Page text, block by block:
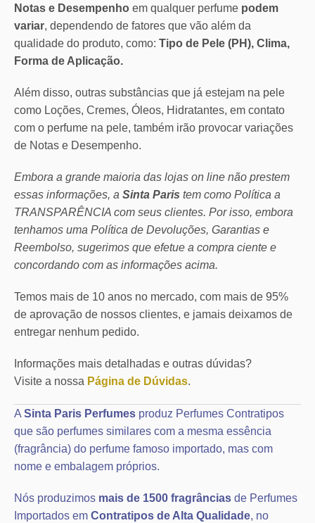
Notas e Desempenho em qualquer perfume podem
variar, dependendo de fatores que vão além da
qualidade do produto, como: Tipo de Pele (PH), Clima,
Forma de Aplicação.
Além disso, outras substâncias que já estejam na pele
como Loções, Cremes, Óleos, Hidratantes, em contato
com o perfume na pele, também irão provocar variações
de Notas e Desempenho.
Embora a grande maioria das lojas on line não prestem
essas informações, a Sinta Paris tem como Política a
TRANSPARÊNCIA com seus clientes. Por isso, embora
tenhamos uma Política de Devoluções, Garantias e
Reembolso, sugerimos que efetue a compra ciente e
concordando com as informações acima.
Temos mais de 10 anos no mercado, com mais de 95%
de aprovação de nossos clientes, e jamais deixamos de
entregar nenhum pedido.
Informações mais detalhadas e outras dúvidas?
Visite a nossa Página de Dúvidas.
A Sinta Paris Perfumes produz Perfumes Contratipos
que são perfumes similares com a mesma essência
(fragrância) do perfume famoso importado, mas com
nome e embalagem próprios.
Nós produzimos mais de 1500 fragrâncias de Perfumes
Importados em Contratipos de Alta Qualidade, no